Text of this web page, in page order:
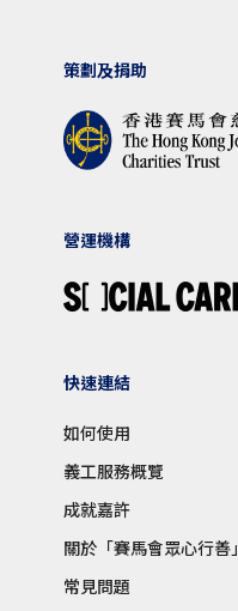
策劃及捐助
營運機構
快速連結
如何使用
義工服務概覽
成就嘉許
關於「賽馬會眾心行善」
常見問題